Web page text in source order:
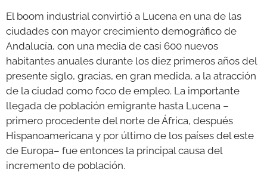
El boom industrial convirtió a Lucena en una de las
ciudades con mayor crecimiento demográfico de
Andalucía, con una media de casi 600 nuevos
habitantes anuales durante los diez primeros años del
presente siglo, gracias, en gran medida, a la atracción
de la ciudad como foco de empleo. La importante
llegada de población emigrante hasta Lucena –
primero procedente del norte de África, después
Hispanoamericana y por último de los países del este
de Europa– fue entonces la principal causa del
incremento de población.